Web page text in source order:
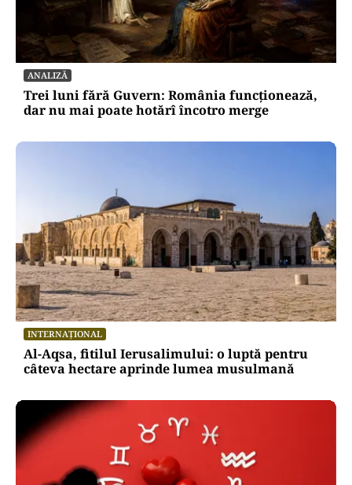
ANALIZĂ
Trei luni fără Guvern: România funcționează,
dar nu mai poate hotărî încotro merge
INTERNAȚIONAL
Al-Aqsa, fitilul Ierusalimului: o luptă pentru
câteva hectare aprinde lumea musulmană